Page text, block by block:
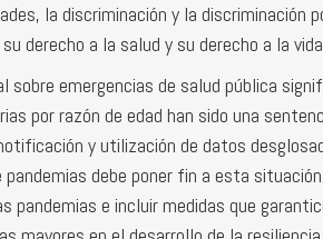
la discriminación y la discriminación
derecho a la salud y su derecho a la
emergencias de salud pública
por razón de edad han sido una
y utilización de datos
debe poner fin a esta
e incluir medidas que